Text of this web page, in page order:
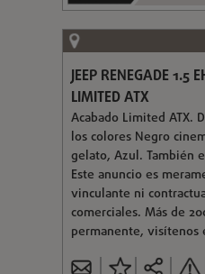
JEEP RENEGADE 1.5
LIMITED ATX
Acabado Limited ATX.
los colores Negro
gelato, Azul. También
Este anuncio es
vinculante ni
comerciales. Más de
permanente, visítenos